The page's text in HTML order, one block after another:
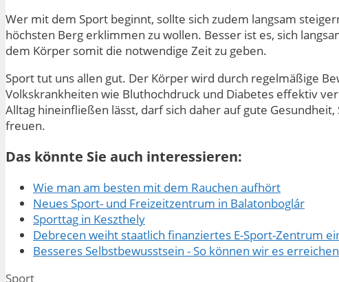
Wer mit dem Sport beginnt, sollte sich zudem langsam
höchsten Berg erklimmen zu wollen. Besser ist es, sich
dem Körper somit die notwendige Zeit zu geben.
Sport tut uns allen gut. Der Körper wird durch regelmäßige
Volkskrankheiten wie Bluthochdruck und Diabetes effektiv
Alltag hineinfließen lässt, darf sich daher auf gute
freuen.
Das könnte Sie auch interessieren:
Wie man am besten mit dem Rauchen aufhört
Neues Sport- und Freizeitzentrum in Balatonboglár
Sporttag in Keszthely
Debrecen weiht staatlich finanziertes E-Sport-Zentrum
Besseres Selbstbewusstsein - So können wir es erreichen
Kategorien
Sport